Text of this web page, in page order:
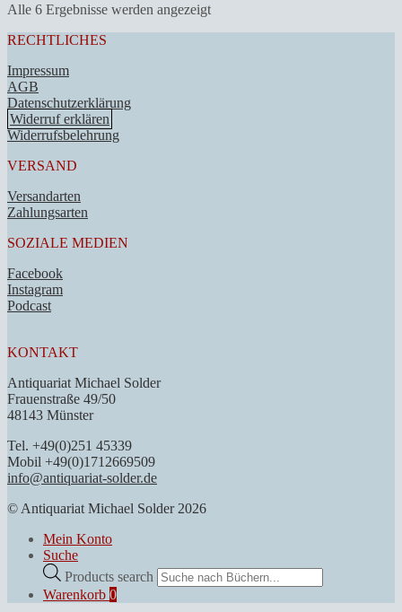
Alle 6 Ergebnisse werden angezeigt
RECHTLICHES
Impressum
AGB
Datenschutzerklärung
Widerruf erklären
Widerrufsbelehrung
VERSAND
Versandarten
Zahlungsarten
SOZIALE MEDIEN
Facebook
Instagram
Podcast
KONTAKT
Antiquariat Michael Solder
Frauenstraße 49/50
48143 Münster
Tel. +49(0)251 45339
Mobil +49(0)1712669509
info@antiquariat-solder.de
© Antiquariat Michael Solder 2026
Mein Konto
Suche
Products search
Warenkorb 0